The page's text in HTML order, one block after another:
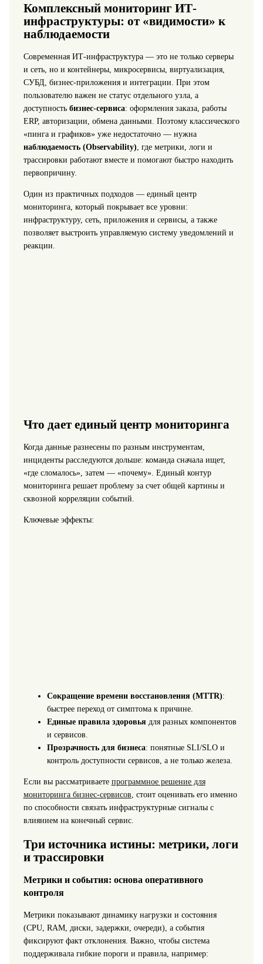
Комплексный мониторинг ИТ-
инфраструктуры: от «видимости» к
наблюдаемости
Современная ИТ-инфраструктура — это не только серверы
и сеть, но и контейнеры, микросервисы, виртуализация,
СУБД, бизнес-приложения и интеграции. При этом
пользователю важен не статус отдельного узла, а
доступность бизнес-сервиса: оформления заказа, работы
ERP, авторизации, обмена данными. Поэтому классического
«пинга и графиков» уже недостаточно — нужна
наблюдаемость (Observability), где метрики, логи и
трассировки работают вместе и помогают быстро находить
первопричину.
Один из практичных подходов — единый центр
мониторинга, который покрывает все уровни:
инфраструктуру, сеть, приложения и сервисы, а также
позволяет выстроить управляемую систему уведомлений и
реакции.
Что дает единый центр мониторинга
Когда данные разнесены по разным инструментам,
инциденты расследуются дольше: команда сначала ищет,
«где сломалось», затем — «почему». Единый контур
мониторинга решает проблему за счет общей картины и
сквозной корреляции событий.
Ключевые эффекты:
Сокращение времени восстановления (MTTR):
быстрее переход от симптома к причине.
Единые правила здоровьядля разных компонентов
и сервисов.
Прозрачность для бизнеса: понятные SLI/SLO и
контроль доступности сервисов, а не только железа.
Если вы рассматриваете программное решение для
мониторинга бизнес-сервисов, стоит оценивать его именно
по способности связать инфраструктурные сигналы с
влиянием на конечный сервис.
Три источника истины: метрики, логи
и трассировки
Метрики и события: основа оперативного
контроля
Метрики показывают динамику нагрузки и состояния
(CPU, RAM, диски, задержки, очереди), а события
фиксируют факт отклонения. Важно, чтобы система
поддерживала гибкие пороги и правила, например: